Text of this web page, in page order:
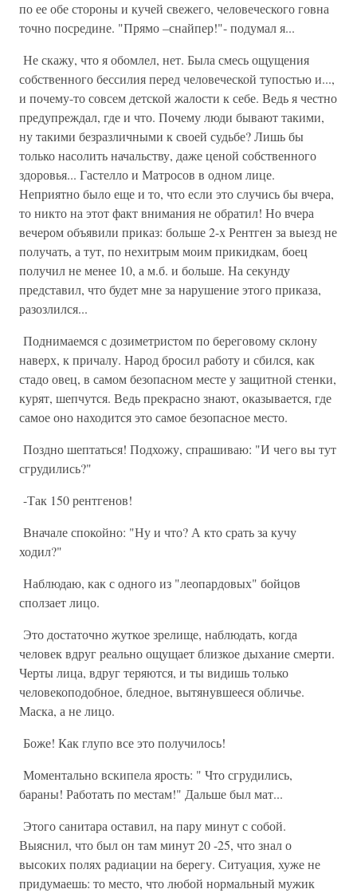
по ее обе стороны и кучей свежего, человеческого говна
точно посредине. "Прямо –снайпер!"- подумал я...
Не скажу, что я обомлел, нет. Была смесь ощущения
собственного бессилия перед человеческой тупостью и...,
и почему-то совсем детской жалости к себе. Ведь я честно
предупреждал, где и что. Почему люди бывают такими,
ну такими безразличными к своей судьбе? Лишь бы
только насолить начальству, даже ценой собственного
здоровья... Гастелло и Матросов в одном лице.
Неприятно было еще и то, что если это случись бы вчера,
то никто на этот факт внимания не обратил! Но вчера
вечером объявили приказ: больше 2-х Рентген за выезд не
получать, а тут, по нехитрым моим прикидкам, боец
получил не менее 10, а м.б. и больше. На секунду
представил, что будет мне за нарушение этого приказа,
разозлился...
Поднимаемся с дозиметристом по береговому склону
наверх, к причалу. Народ бросил работу и сбился, как
стадо овец, в самом безопасном месте у защитной стенки,
курят, шепчутся. Ведь прекрасно знают, оказывается, где
самое оно находится это самое безопасное место.
Поздно шептаться! Подхожу, спрашиваю: "И чего вы тут
сгрудились?"
-Так 150 рентгенов!
Вначале спокойно: "Ну и что? А кто срать за кучу
ходил?"
Наблюдаю, как с одного из "леопардовых" бойцов
сползает лицо.
Это достаточно жуткое зрелище, наблюдать, когда
человек вдруг реально ощущает близкое дыхание смерти.
Черты лица, вдруг теряются, и ты видишь только
человекоподобное, бледное, вытянувшееся обличье.
Маска, а не лицо.
Боже! Как глупо все это получилось!
Моментально вскипела ярость: " Что сгрудились,
бараны! Работать по местам!" Дальше был мат...
Этого санитара оставил, на пару минут с собой.
Выяснил, что был он там минут 20 -25, что знал о
высоких полях радиации на берегу. Ситуация, хуже не
придумаешь: то место, что любой нормальный мужик